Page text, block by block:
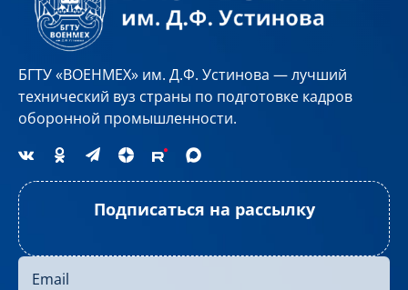
БГТУ «ВОЕНМЕХ» им. Д.Ф. Устинова — лучший
технический вуз страны по подготовке кадров
оборонной промышленности.
Подписаться на рассылку